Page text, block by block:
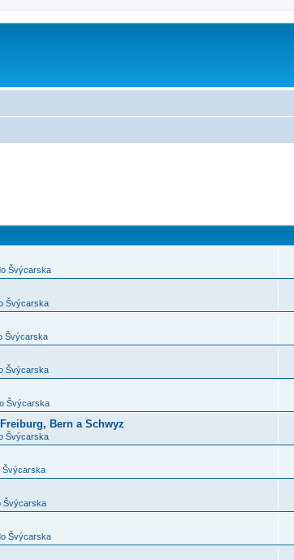
Švýcarska
Švýcarska
Švýcarska
Švýcarska
Švýcarska
Bern a Schwyz
Švýcarska
Švýcarska
Švýcarska
Švýcarska